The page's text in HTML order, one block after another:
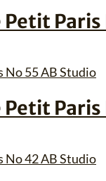
Petit
Petit